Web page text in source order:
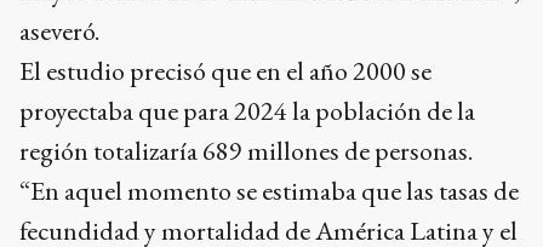
aseveró.
El estudio precisó que en el año 2000 se
proyectaba que para 2024 la población de la
región totalizaría 689 millones de personas.
“En aquel momento se estimaba que las tasas de
fecundidad y mortalidad de América Latina y el